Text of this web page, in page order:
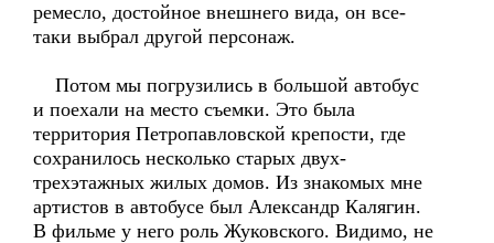
ремесло, достойное внешнего вида, он все-
таки выбрал другой персонаж.
Потом мы погрузились в большой автобус
и поехали на место съемки. Это была
территория Петропавловской крепости, где
сохранилось несколько старых двух-
трехэтажных жилых домов. Из знакомых мне
артистов в автобусе был Александр Калягин.
В фильме у него роль Жуковского. Видимо, не